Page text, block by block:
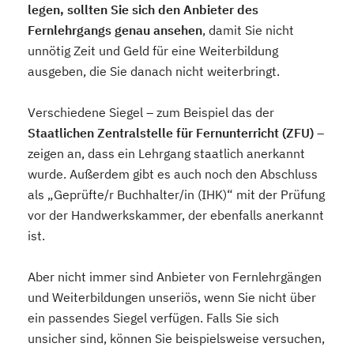
legen, sollten Sie sich den Anbieter des
Fernlehrgangs genau ansehen, damit Sie nicht
unnötig Zeit und Geld für eine Weiterbildung
ausgeben, die Sie danach nicht weiterbringt.
Verschiedene Siegel – zum Beispiel das der
Staatlichen Zentralstelle für Fernunterricht (ZFU) –
zeigen an, dass ein Lehrgang staatlich anerkannt
wurde. Außerdem gibt es auch noch den Abschluss
als „Geprüfte/r Buchhalter/in (IHK)“ mit der Prüfung
vor der Handwerkskammer, der ebenfalls anerkannt
ist.
Aber nicht immer sind Anbieter von Fernlehrgängen
und Weiterbildungen unseriös, wenn Sie nicht über
ein passendes Siegel verfügen. Falls Sie sich
unsicher sind, können Sie beispielsweise versuchen,